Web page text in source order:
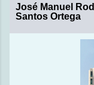
José Manuel
Santos Ortega